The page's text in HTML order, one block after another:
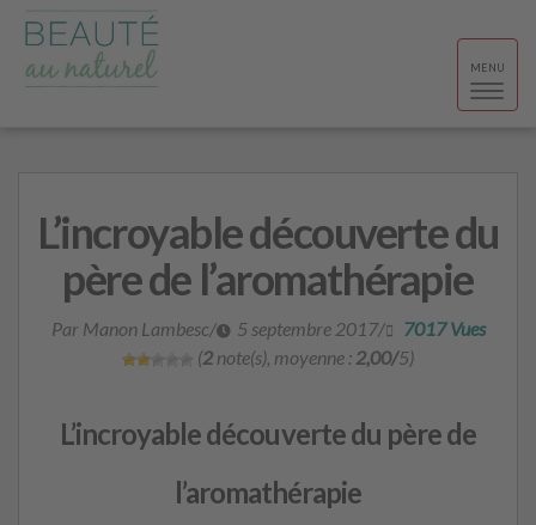
Toggle
MENU
L’incroyable découverte du
père de l’aromathérapie
Par Manon Lambesc/ 5 septembre 2017/
7017 Vues
(2 note(s), moyenne : 2,00/5)
L’incroyable découverte du père de
l’aromathérapie